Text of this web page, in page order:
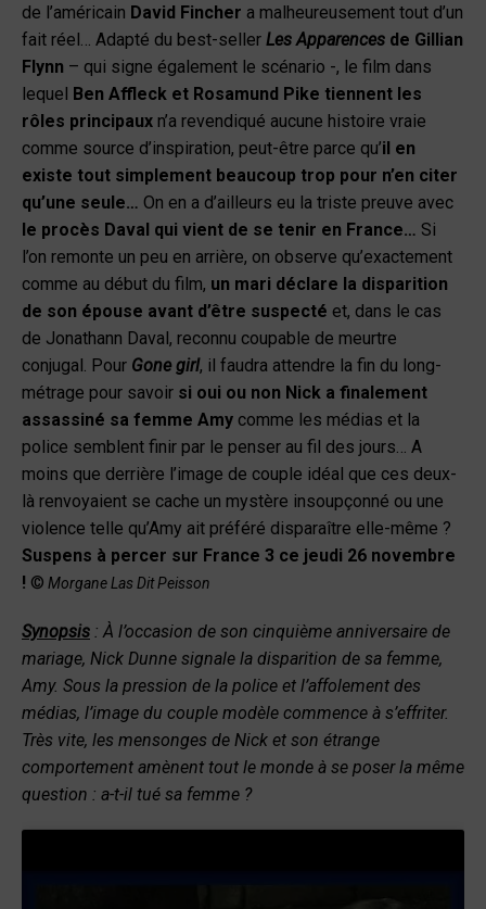
de l’américain David Fincher a malheureusement tout d’un
fait réel… Adapté du best-seller Les Apparences de Gillian
Flynn – qui signe également le scénario -, le film dans
lequel Ben Affleck et Rosamund Pike tiennent les
rôles principaux n’a revendiqué aucune histoire vraie
comme source d’inspiration, peut-être parce qu’il en
existe tout simplement beaucoup trop pour n’en citer
qu’une seule… On en a d’ailleurs eu la triste preuve avec
le procès Daval qui vient de se tenir en France… Si
l’on remonte un peu en arrière, on observe qu’exactement
comme au début du film, un mari déclare la disparition
de son épouse avant d’être suspecté et, dans le cas
de Jonathann Daval, reconnu coupable de meurtre
conjugal. Pour Gone girl, il faudra attendre la fin du long-
métrage pour savoir si oui ou non Nick a finalement
assassiné sa femme Amy comme les médias et la
police semblent finir par le penser au fil des jours… A
moins que derrière l’image de couple idéal que ces deux-
là renvoyaient se cache un mystère insoupçonné ou une
violence telle qu’Amy ait préféré disparaître elle-même ?
Suspens à percer sur France 3 ce jeudi 26 novembre
! © Morgane Las Dit Peisson
Synopsis : À l’occasion de son cinquième anniversaire de
mariage, Nick Dunne signale la disparition de sa femme,
Amy. Sous la pression de la police et l’affolement des
médias, l’image du couple modèle commence à s’effriter.
Très vite, les mensonges de Nick et son étrange
comportement amènent tout le monde à se poser la même
question : a-t-il tué sa femme ?